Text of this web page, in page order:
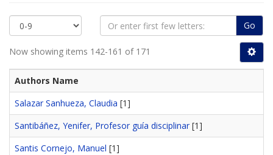
Go
Now showing items 142-161 of 171
Authors Name
Salazar Sanhueza, Claudia [1]
Santibáñez, Yenifer, Profesor guía disciplinar[1]
Santis Cornejo, Manuel [1]